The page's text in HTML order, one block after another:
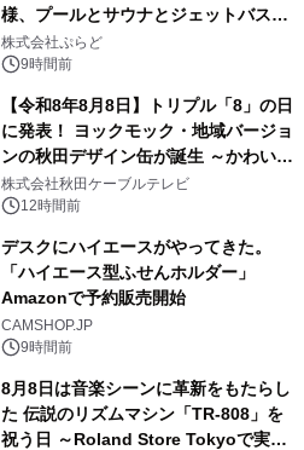
様、プールとサウナとジェットバス付
きで Villa Mon Temps AWAJIの連泊
素泊りプラン
株式会社ぷらど
9時間前
【令和8年8月8日】トリプル「8」の日
に発表！ ヨックモック・地域バージョ
ンの秋田デザイン缶が誕生 ～かわいい
秋田犬の子犬と秋田の四季と名所を巡
るパッケージ～ 9月1日(火)秋田県内で
株式会社秋田ケーブルテレビ
12時間前
デスクにハイエースがやってきた。
「ハイエース型ふせんホルダー」
Amazonで予約販売開始
CAMSHOP.JP
9時間前
8月8日は音楽シーンに革新をもたらし
た 伝説のリズムマシン「TR-808」を
祝う日 ～Roland Store Tokyoで実機